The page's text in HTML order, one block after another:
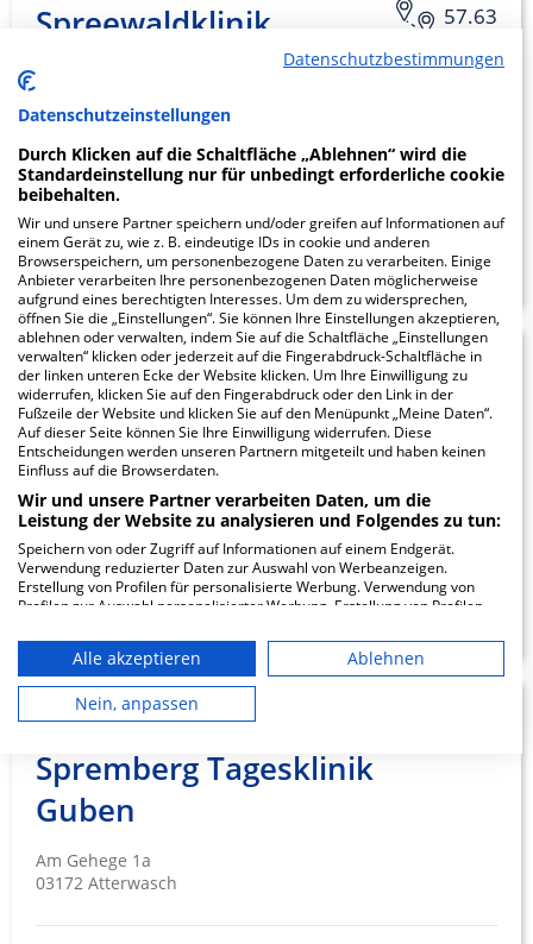
57.63
Spreewaldklinik
Schillerstrasse 29
ZUM PROFIL
36.51
Lausitz Klinik Forst
GmbH
Robert-Koch-Straße 35
03149 Forst (Lausitz)
ZUM PROFIL
Krankenhaus
Spremberg Tagesklinik
Guben
Am Gehege 1a
03172 Atterwasch
Datenschutzbestimmungen
Datenschutzeinstellungen
Durch Klicken auf die Schaltfläche „Ablehnen“ wird die
Standardeinstellung nur für unbedingt erforderliche cookie
beibehalten.
Wir und unsere Partner speichern und/oder greifen auf Informationen auf
einem Gerät zu, wie z. B. eindeutige IDs in cookie und anderen
Browserspeichern, um personenbezogene Daten zu verarbeiten. Einige
Anbieter verarbeiten Ihre personenbezogenen Daten möglicherweise
aufgrund eines berechtigten Interesses. Um dem zu widersprechen,
öffnen Sie die „Einstellungen“. Sie können Ihre Einstellungen akzeptieren,
ablehnen oder verwalten, indem Sie auf die Schaltfläche „Einstellungen
verwalten“ klicken oder jederzeit auf die Fingerabdruck-Schaltfläche in
der linken unteren Ecke der Website klicken. Um Ihre Einwilligung zu
widerrufen, klicken Sie auf den Fingerabdruck oder den Link in der
Fußzeile der Website und klicken Sie auf den Menüpunkt „Meine Daten“.
Auf dieser Seite können Sie Ihre Einwilligung widerrufen. Diese
Entscheidungen werden unseren Partnern mitgeteilt und haben keinen
Einfluss auf die Browserdaten.
Wir und unsere Partner verarbeiten Daten, um die
Leistung der Website zu analysieren und Folgendes zu tun:
Speichern von oder Zugriff auf Informationen auf einem Endgerät.
Verwendung reduzierter Daten zur Auswahl von Werbeanzeigen.
Erstellung von Profilen für personalisierte Werbung. Verwendung von
Profilen zur Auswahl personalisierter Werbung. Erstellung von Profilen
personalisierter Inhalte. Messung der Werbeleistung. Messung der
Performance von Inhalten. Analyse von Zielgruppen durch Statistiken
oder Kombinationen von Daten aus verschiedenen Quellen. Entwicklung
und Verbesserung der Angebote. Verwendung reduzierter Daten zur
Auswahl von Inhalten.
die USA gesendet werden.
Ihre Einwilligung und die cookie Richtlinie gelten ausschließlich für diese
Website/App.
Wir nutzen Ihre Daten für folgende Zwecke:
IAB-Verarbeitungszwecke:
Speichern von oder Zugriff auf
Alle akzeptieren
Ablehnen
Nein, anpassen